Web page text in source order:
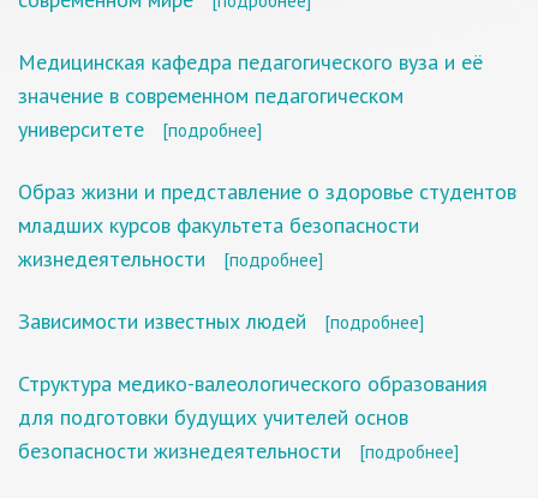
Медицинская кафедра педагогического вуза и её
значение в современном педагогическом
университете
[подробнее]
Образ жизни и представление о здоровье студентов
младших курсов факультета безопасности
жизнедеятельности
[подробнее]
Зависимости известных людей [подробнее]
Структура медико-валеологического образования
для подготовки будущих учителей основ
безопасности жизнедеятельности
[подробнее]